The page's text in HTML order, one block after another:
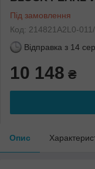
Під замовлення
Код: 214821A2L0-
Відправка з 14
10 148 ₴
Опис